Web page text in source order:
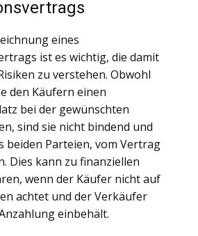
eines
ist es wichtig, die damit
zu verstehen. Obwohl
den Käufern einen
bei der gewünschten
sind sie nicht bindend und
beiden Parteien, vom Vertrag
Dies kann zu finanziellen
wenn der Käufer nicht auf
achtet und der Verkäufer
einbehält.